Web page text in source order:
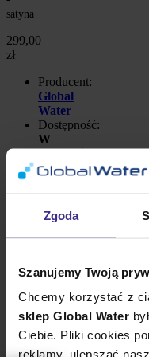
Zgoda
Szanujemy Twoją
Chcemy korzystać z
sklep Global Water
Ciebie. Pliki cookies
reklamy, ulepszać
satyna
299,00
zł
Producent:
Global
Water
Dostępność:
W
sprzedaży
Rodzaj:
Materiał:
nierdzewna
srebrny
satyna
dodaj
do
schowka